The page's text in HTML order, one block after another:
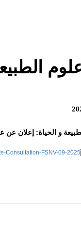
و الحياة: إعلان عن عدم
Consultation-FSNV-09-2025